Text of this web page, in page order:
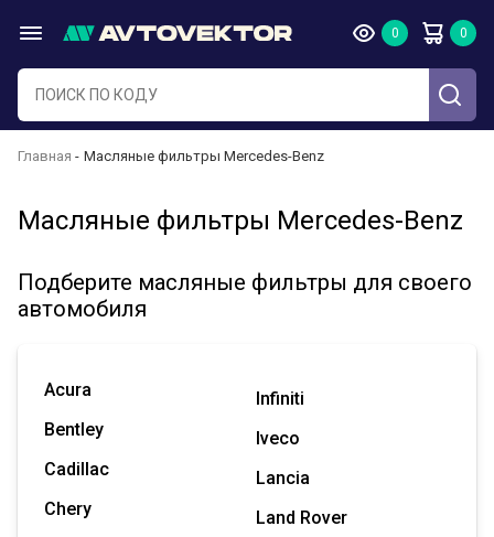
Главная Масляные фильтры Mercedes-Benz
Масляные фильтры Mercedes-Benz
Подберите масляные фильтры для своего
автомобиля
Acura
Bentley
Cadillac
Chery
Infiniti
Iveco
Lancia
Land Rover